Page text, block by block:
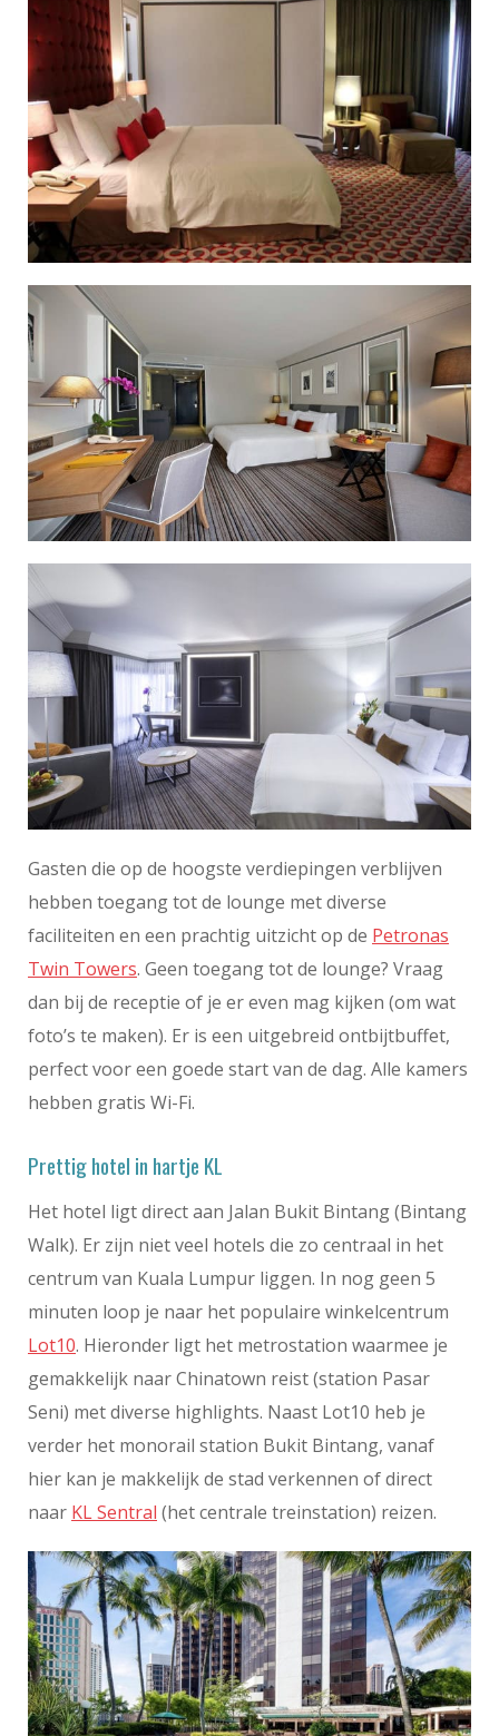
Gasten die op de hoogste verdiepingen verblijven
hebben toegang tot de lounge met diverse
faciliteiten en een prachtig uitzicht op de Petronas
Twin Towers. Geen toegang tot de lounge? Vraag
dan bij de receptie of je er even mag kijken (om wat
foto’s te maken). Er is een uitgebreid ontbijtbuffet,
perfect voor een goede start van de dag. Alle kamers
hebben gratis Wi-Fi.
Prettig hotel in hartje KL
Het hotel ligt direct aan Jalan Bukit Bintang (Bintang
Walk). Er zijn niet veel hotels die zo centraal in het
centrum van Kuala Lumpur liggen. In nog geen 5
minuten loop je naar het populaire winkelcentrum
Lot10. Hieronder ligt het metrostation waarmee je
gemakkelijk naar Chinatown reist (station Pasar
Seni) met diverse highlights. Naast Lot10 heb je
verder het monorail station Bukit Bintang, vanaf
hier kan je makkelijk de stad verkennen of direct
naar KL Sentral (het centrale treinstation) reizen.